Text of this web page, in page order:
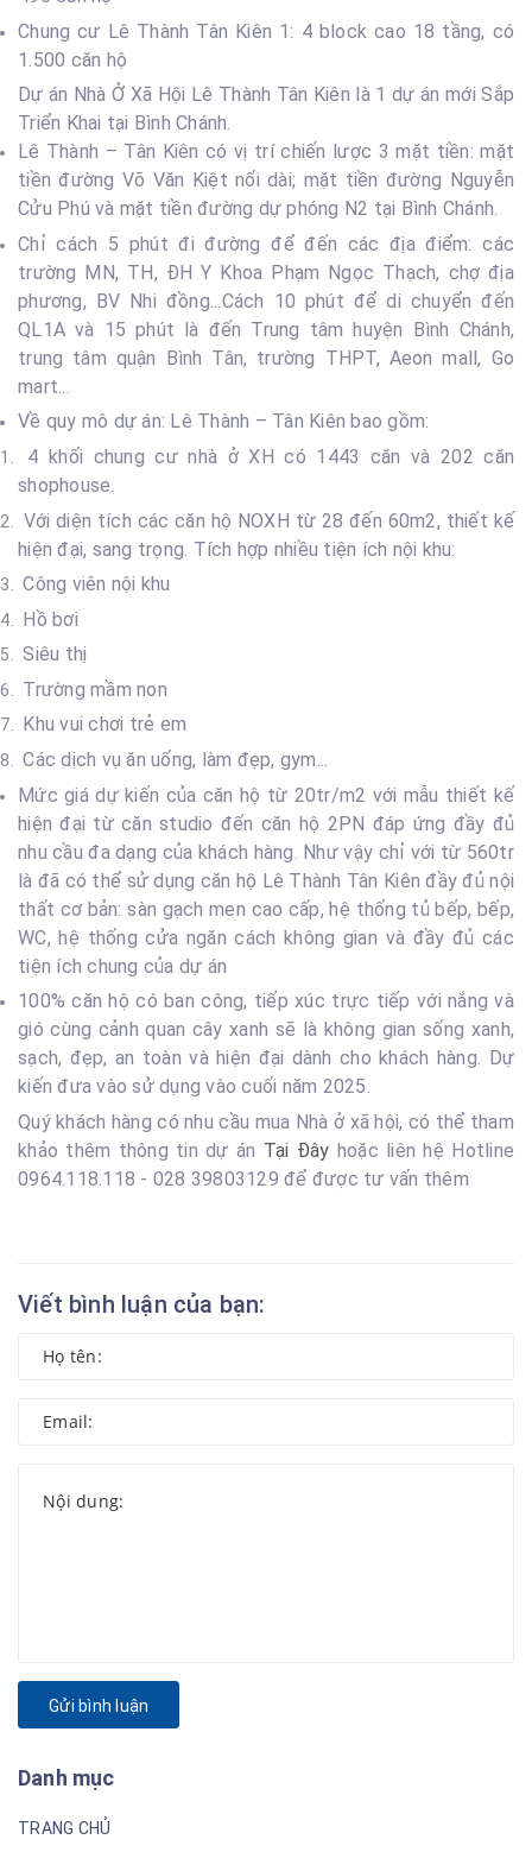
Chung cư Lê Thành Tân Kiên 1: 4 block cao 18 tầng, có
1.500 căn hộ
Dự án Nhà Ở Xã Hội Lê Thành Tân Kiên là 1 dự án mới Sắp
Triển Khai tại Bình Chánh.
Lê Thành – Tân Kiên có vị trí chiến lược 3 mặt tiền: mặt
tiền đường Võ Văn Kiệt nối dài; mặt tiền đường Nguyễn
Cửu Phú và mặt tiền đường dự phóng N2 tại Bình Chánh.
Chỉ cách 5 phút đi đường để đến các địa điểm: các
trường MN, TH, ĐH Y Khoa Phạm Ngọc Thạch, chợ địa
phương, BV Nhi đồng...Cách 10 phút để di chuyển đến
QL1A và 15 phút là đến Trung tâm huyện Bình Chánh,
trung tâm quận Bình Tân, trường THPT, Aeon mall, Go
mart...
Về quy mô dự án: Lê Thành – Tân Kiên bao gồm:
4 khối chung cư nhà ở XH có 1443 căn và 202 căn
shophouse.
Với diện tích các căn hộ NOXH từ 28 đến 60m2, thiết kế
hiện đại, sang trọng. Tích hợp nhiều tiện ích nội khu:
Công viên nội khu
Hồ bơi
Siêu thị
Trường mầm non
Khu vui chơi trẻ em
Các dịch vụ ăn uống, làm đẹp, gym...
Mức giá dự kiến của căn hộ từ 20tr/m2 với mẫu thiết kế
hiện đại từ căn studio đến căn hộ 2PN đáp ứng đầy đủ
nhu cầu đa dạng của khách hàng. Như vậy chỉ với từ 560tr
là đã có thể sử dụng căn hộ Lê Thành Tân Kiên đầy đủ nội
thất cơ bản: sàn gạch men cao cấp, hệ thống tủ bếp, bếp,
WC, hệ thống cửa ngăn cách không gian và đầy đủ các
tiện ích chung của dự án
100% căn hộ có ban công, tiếp xúc trực tiếp với nắng và
gió cùng cảnh quan cây xanh sẽ là không gian sống xanh,
sạch, đẹp, an toàn và hiện đại dành cho khách hàng. Dự
kiến đưa vào sử dụng vào cuối năm 2025.
Quý khách hàng có nhu cầu mua Nhà ở xã hội, có thể tham
khảo thêm thông tin dự án Tại Đây hoặc liên hệ Hotline
0964.118.118 - 028 39803129 để được tư vấn thêm
Viết bình luận của bạn:
Gửi bình luận
Danh mục
TRANG CHỦ